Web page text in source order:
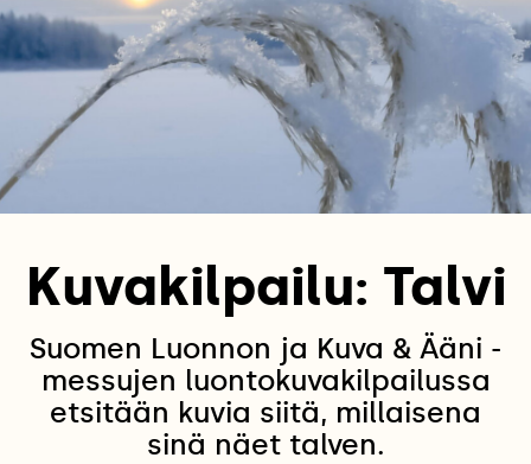
Kuvakilpailu: Talvi
Suomen Luonnon ja Kuva & Ääni -
messujen luontokuvakilpailussa
etsitään kuvia siitä, millaisena
sinä näet talven.